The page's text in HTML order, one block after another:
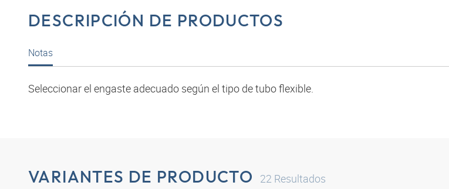
DESCRIPCIÓN DE PRODUCTOS
Notas
Seleccionar el engaste adecuado según el tipo de tubo flexible.
VARIANTES DE PRODUCTO 22 Resultados